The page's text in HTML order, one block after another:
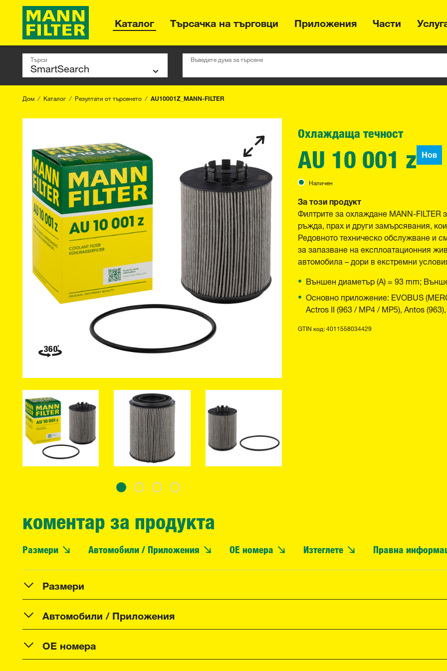
Каталог Търсачка на търговци Приложения Части
Търси Въведете дума за търсене
Дом Каталог Резултати от търсенето AU10001Z_MANN-FILTER
Охлаждаща течност
AU 10 001 z Нов
Наличен
За този продукт
Филтрите за охлаждане MANN-FILTER
ръжда, прах и други замърсявания,
Редовното техническо обслужване и
за запазване на експлоатационния
автомобила – дори в екстремни
Външен диаметър (A) = 93 mm;
Основно приложение: EVOBUS
Actros II (963 / MP4 / MP5), Antos
GTIN код: 4011558034429
коментар за продукта
Размери Автомобили / Приложения OE номера Изтеглете Правна
Размери
Автомобили / Приложения
OE номера